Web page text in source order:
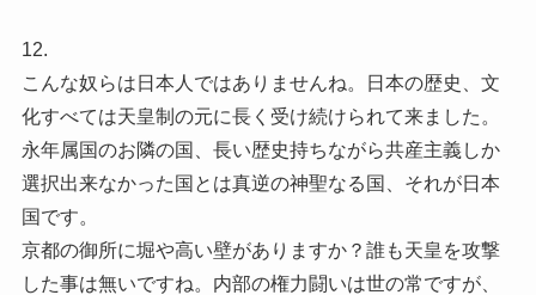
12.
こんな奴らは日本人ではありませんね。日本の歴史、文
化すべては天皇制の元に長く受け続けられて来ました。
永年属国のお隣の国、長い歴史持ちながら共産主義しか
選択出来なかった国とは真逆の神聖なる国、それが日本
国です。
京都の御所に堀や高い壁がありますか？誰も天皇を攻撃
した事は無いですね。内部の権力闘いは世の常ですが、